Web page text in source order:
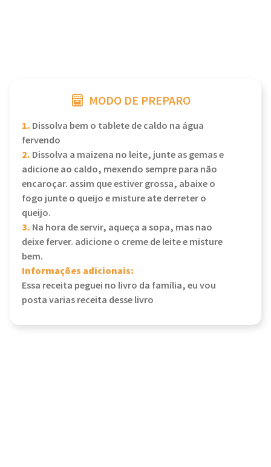
MODO DE PREPARO
1. Dissolva bem o tablete de caldo na água
fervendo
2. Dissolva a maizena no leite, junte as gemas e
adicione ao caldo, mexendo sempre para não
encaroçar. assim que estiver grossa, abaixe o
fogo junte o queijo e misture ate derreter o
queijo.
3. Na hora de servir, aqueça a sopa, mas nao
deixe ferver. adicione o creme de leite e misture
bem.
Informações adicionais:
Essa receita peguei no livro da família, eu vou
posta varias receita desse livro